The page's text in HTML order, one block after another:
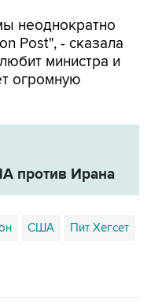
неоднократно
Post", - сказала
министра и
огромную
против Ирана
США Пит Хегсет